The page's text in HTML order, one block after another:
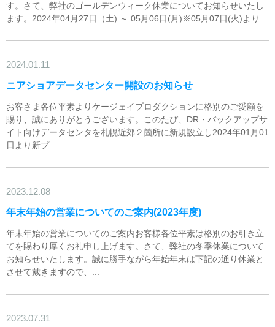
す。さて、弊社のゴールデンウィーク休業についてお知らせいたし
ます。2024年04月27日（土) ～ 05月06日(月)※05月07日(火)より...
2024.01.11
ニアショアデータセンター開設のお知らせ
お客さま各位平素よりケージェイプロダクションに格別のご愛顧を
賜り、誠にありがとうございます。このたび、DR・バックアップサ
イト向けデータセンタを札幌近郊２箇所に新規設立し2024年01月01
日より新プ...
2023.12.08
年末年始の営業についてのご案内(2023年度)
年末年始の営業についてのご案内お客様各位平素は格別のお引き立
てを賜わり厚くお礼申し上げます。さて、弊社の冬季休業について
お知らせいたします。誠に勝手ながら年始年末は下記の通り休業と
させて戴きますので、...
2023.07.31